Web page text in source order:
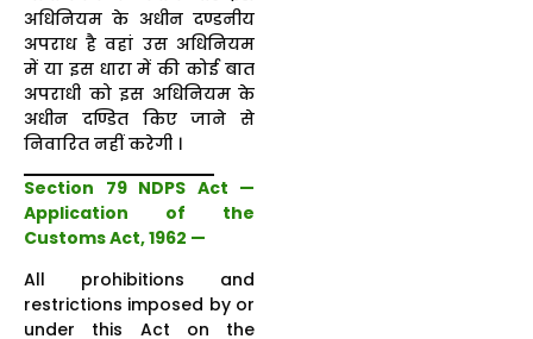
अधिनियम के अधीन दण्डनीय
अपराध है वहां उस अधिनियम
में या इस धारा में की कोई बात
अपराधी को इस अधिनियम के
अधीन दण्डित किए जाने से
निवारित नहीं करेगी ।
Section 79 NDPS Act —
Application of the
Customs Act, 1962 —
All prohibitions and
restrictions imposed by or
under this Act on the